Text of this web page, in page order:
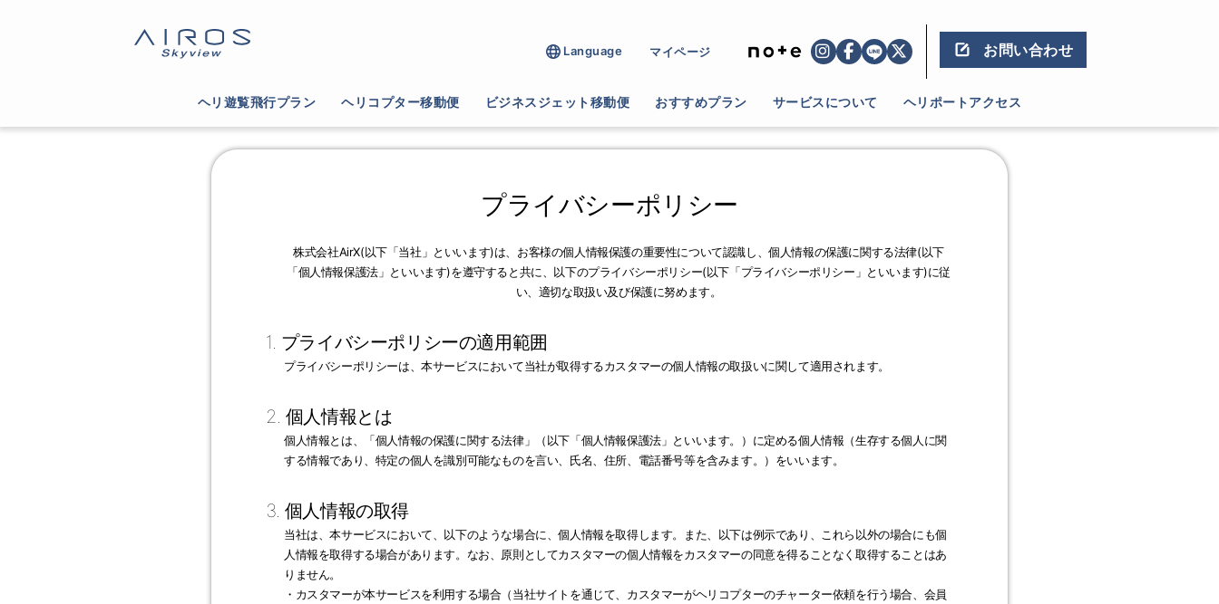
Language マイページ お問い合わせ
ヘリ遊覧飛行プラン ヘリコプター移動便 ビジネスジェット移動便 おすすめプラン サービスについて ヘリポートアクセス
プライバシーポリシー
株式会社AirX(以下「当社」といいます)は、お客様の個人情報保護の重要性について認識し、個人情報の保護に関する法律(以下
「個人情報保護法」といいます)を遵守すると共に、以下のプライバシーポリシー(以下「プライバシーポリシー」といいます)に従
い、適切な取扱い及び保護に努めます。
1. プライバシーポリシーの適用範囲
プライバシーポリシーは、本サービスにおいて当社が取得するカスタマーの個人情報の取扱いに関して適用されます。
2. 個人情報とは
個人情報とは、「個人情報の保護に関する法律」（以下「個人情報保護法」といいます。）に定める個人情報（生存する個人に関
する情報であり、特定の個人を識別可能なものを言い、氏名、住所、電話番号等を含みます。）をいいます。
3. 個人情報の取得
当社は、本サービスにおいて、以下のような場合に、個人情報を取得します。また、以下は例示であり、これら以外の場合にも個
人情報を取得する場合があります。なお、原則としてカスタマーの個人情報をカスタマーの同意を得ることなく取得することはあ
りません。
・カスタマーが本サービスを利用する場合（当社サイトを通じて、カスタマーがヘリコプターのチャーター依頼を行う場合、会員